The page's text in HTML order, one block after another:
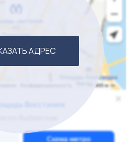
обслуживания автомобилей.
к дальнейшей эксплуатации
владельцу передаются
обученный персонал,
связи, контакты
технологии
подойдёт как
так и владельцу
заинтересованному в
АДРЕС